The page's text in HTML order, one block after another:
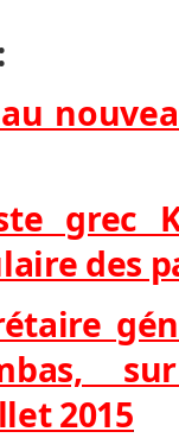
grec
des
2015